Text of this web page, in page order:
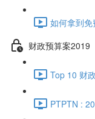
如何拿到
财政预算案2019
Top 10 财
PTPTN :